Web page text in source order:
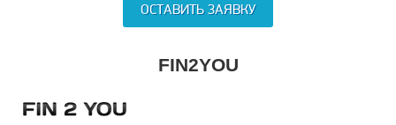
ОСТАВИТЬ ЗАЯВКУ
FIN2YOU